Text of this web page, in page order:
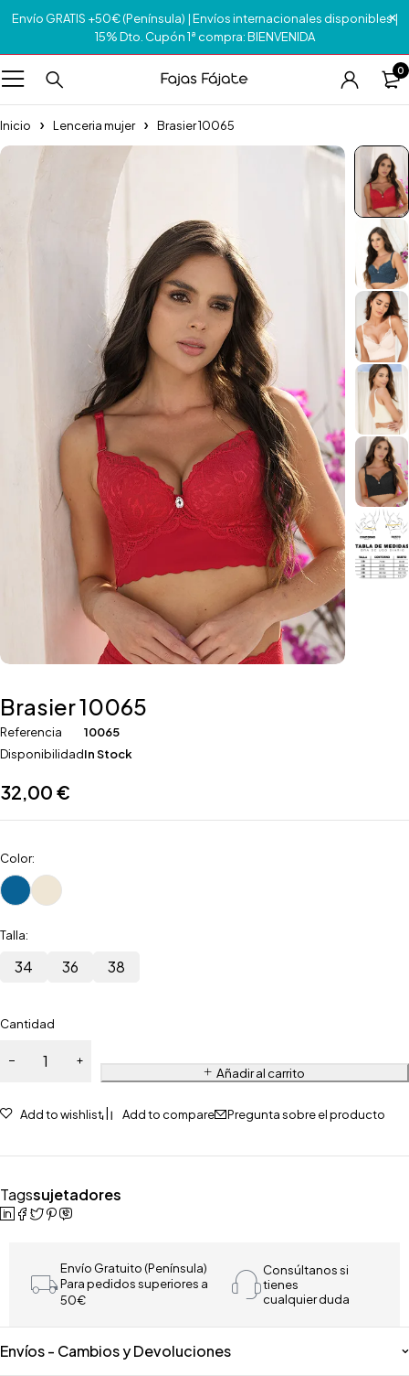
Envío GRATIS +50€ (Península) | Envíos internacionales disponibles |
15% Dto. Cupón 1ª compra: BIENVENIDA
0
Inicio Lenceria mujer Brasier 10065
Brasier 10065
Referencia
10065
DisponibilidadIn Stock
32,00 €
Color:
Talla:
34 36 38
Cantidad
Añadir al carrito
Add to wishlist Add to compare Pregunta sobre el producto
Tagssujetadores
Envío Gratuito (Península)
Para pedidos superiores a
50€
Consúltanos si
tienes
cualquier duda
Envíos - Cambios y Devoluciones